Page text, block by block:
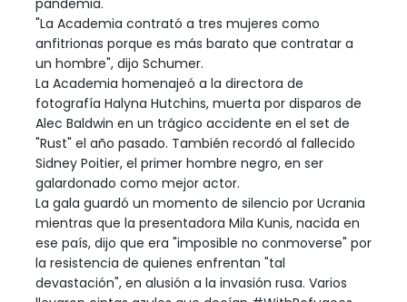
pandemia.
"La Academia contrató a tres mujeres como
anfitrionas porque es más barato que contratar a
un hombre", dijo Schumer.
La Academia homenajeó a la directora de
fotografía Halyna Hutchins, muerta por disparos de
Alec Baldwin en un trágico accidente en el set de
"Rust" el año pasado. También recordó al fallecido
Sidney Poitier, el primer hombre negro, en ser
galardonado como mejor actor.
La gala guardó un momento de silencio por Ucrania
mientras que la presentadora Mila Kunis, nacida en
ese país, dijo que era "imposible no conmoverse" por
la resistencia de quienes enfrentan "tal
devastación", en alusión a la invasión rusa. Varios